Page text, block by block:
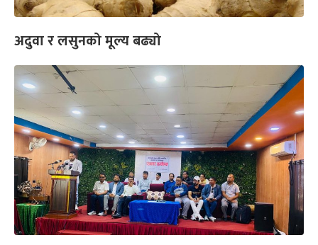
अदुवा र लसुनको मूल्य बढ्यो